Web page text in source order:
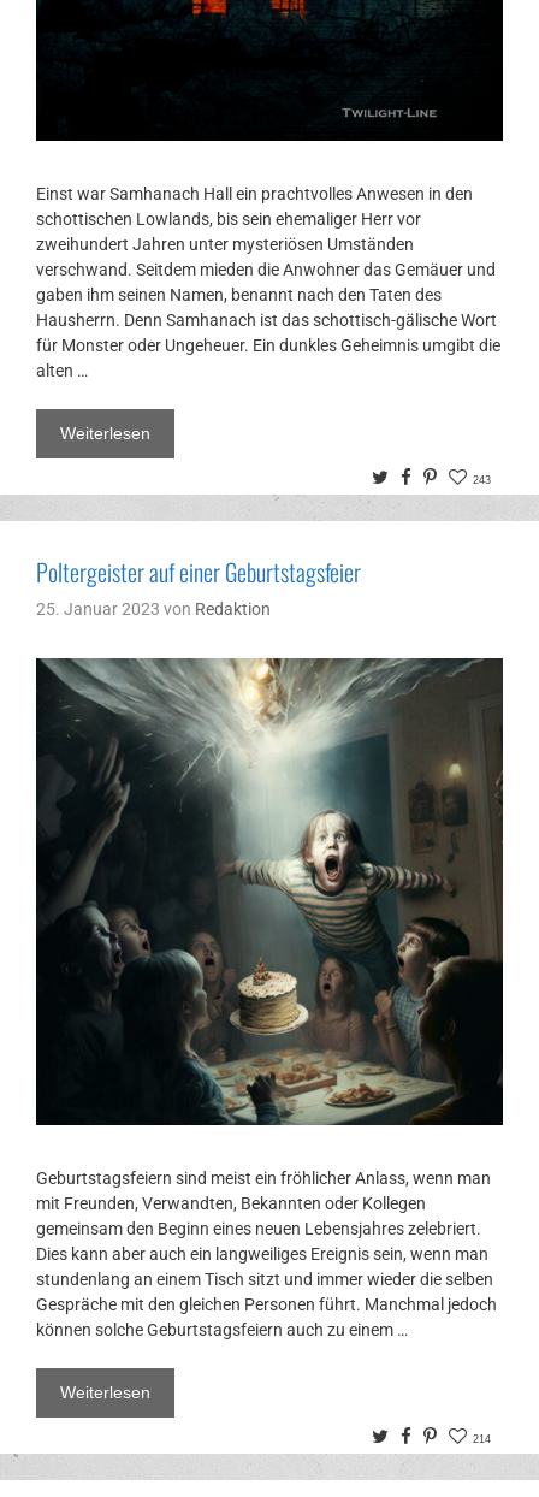
Einst war Samhanach Hall ein prachtvolles Anwesen in den
schottischen Lowlands, bis sein ehemaliger Herr vor
zweihundert Jahren unter mysteriösen Umständen
verschwand. Seitdem mieden die Anwohner das Gemäuer und
gaben ihm seinen Namen, benannt nach den Taten des
Hausherrn. Denn Samhanach ist das schottisch-gälische Wort
für Monster oder Ungeheuer. Ein dunkles Geheimnis umgibt die
alten …
Weiterlesen
TwitterFacebook
Pinterest
243
Poltergeister auf einer Geburtstagsfeier
25. Januar 2023 von Redaktion
Geburtstagsfeiern sind meist ein fröhlicher Anlass, wenn man
mit Freunden, Verwandten, Bekannten oder Kollegen
gemeinsam den Beginn eines neuen Lebensjahres zelebriert.
Dies kann aber auch ein langweiliges Ereignis sein, wenn man
stundenlang an einem Tisch sitzt und immer wieder die selben
Gespräche mit den gleichen Personen führt. Manchmal jedoch
können solche Geburtstagsfeiern auch zu einem …
Weiterlesen
TwitterFacebook
Pinterest
214